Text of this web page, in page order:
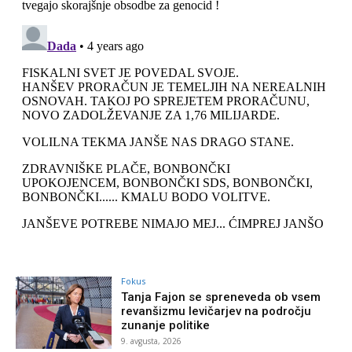
Fokus
Tanja Fajon se spreneveda ob vsem
revanšizmu levičarjev na področju
zunanje politike
9. avgusta, 2026